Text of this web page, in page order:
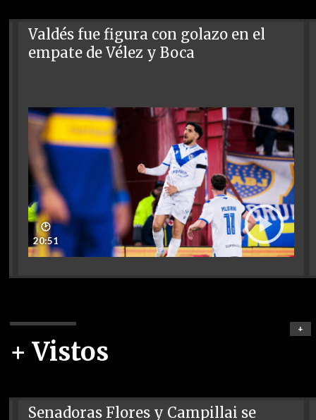
Valdés fue figura con golazo en el
empate de Vélez y Boca
🕑
20:51
+ Vistos
+
Senadoras Flores y Campillai se